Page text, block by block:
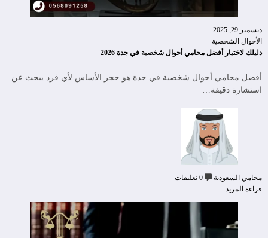
ديسمبر 29, 2025
الأحوال الشخصية
دليلك لاختيار أفضل محامي أحوال شخصية في جدة 2026
أفضل محامي أحوال شخصية في جدة هو حجر الأساس لأي فرد يبحث عن
استشارة دقيقة…
محامي السعودية
0 تعليقات
قراءة المزيد